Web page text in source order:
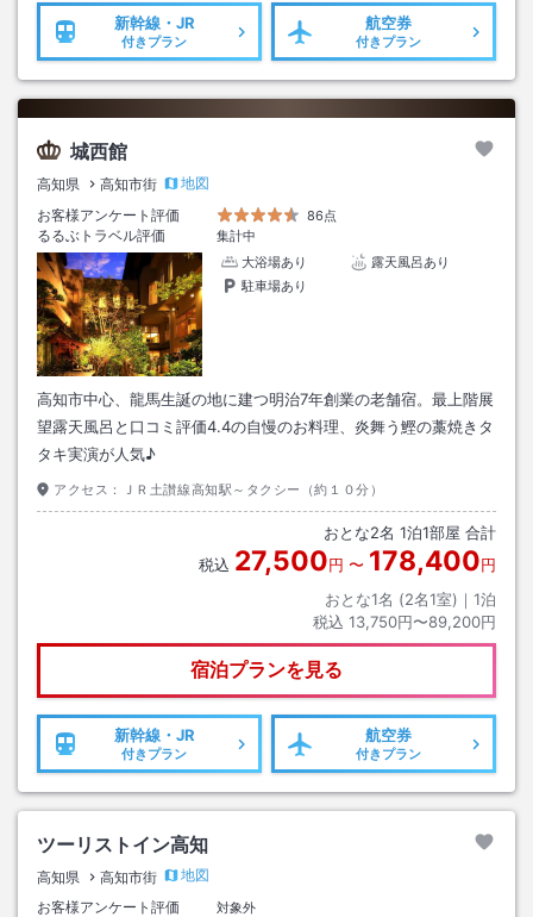
新幹線・JR
付きプラン
航空券
付きプラン
城西館
高知県 高知市街
地図
お客様アンケート評価
86点
るるぶトラベル評価
集計中
大浴場あり
露天風呂あり
駐車場あり
高知市中心、龍馬生誕の地に建つ明治7年創業の老舗宿。最上階展
望露天風呂と口コミ評価4.4の自慢のお料理、炎舞う鰹の藁焼きタ
タキ実演が人気♪
アクセス： ＪＲ土讃線高知駅～タクシー（約１０分）
おとな2名 1泊1部屋 合計
税込 27,500円 〜 178,400円
おとな1名 (2名1室)｜ 1泊
税込 13,750円〜89,200円
宿泊プランを見る
新幹線・JR
付きプラン
航空券
付きプラン
ツーリストイン高知
高知県 高知市街
地図
お客様アンケート評価
対象外